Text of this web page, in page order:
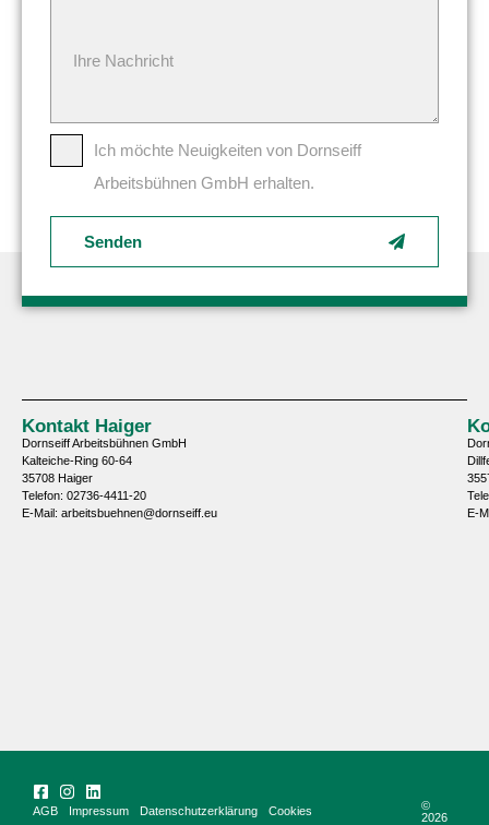
Ihre Nachricht
Ich möchte Neuigkeiten von Dornseiff
Arbeitsbühnen GmbH erhalten.
Senden
Kontakt Haiger
Dornseiff Arbeitsbühnen GmbH
Kalteiche-Ring 60-64
35708 Haiger
Telefon: 02736-4411-20
E-Mail: arbeitsbuehnen@dornseiff.eu
E-
©
2026
AGB Impressum Datenschutzerklärung Cookies